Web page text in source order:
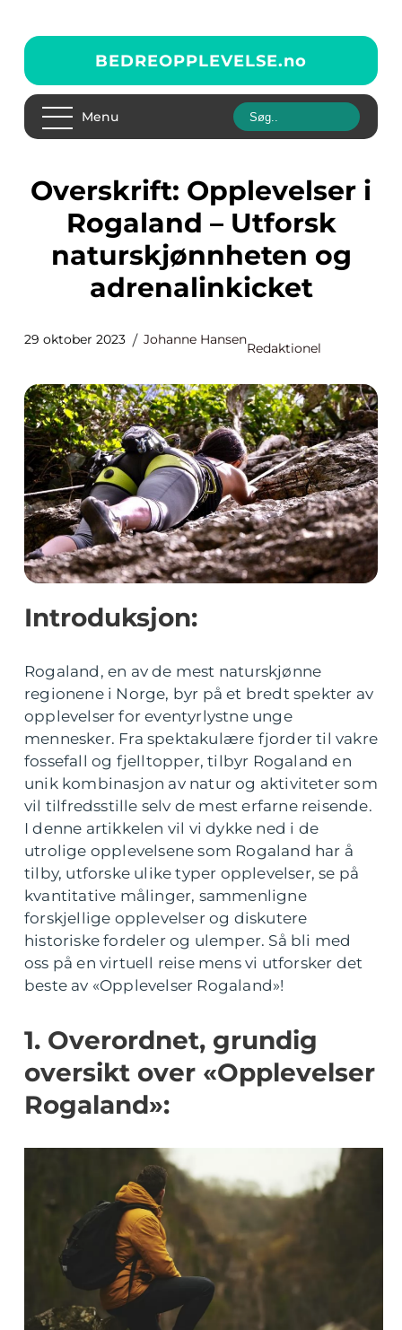
BEDREOPPLEVELSE.no
Menu
Overskrift: Opplevelser i
Rogaland – Utforsk
naturskjønnheten og
adrenalinkicket
29 oktober 2023 Johanne Hansen
Redaktionel
Introduksjon:
Rogaland, en av de mest naturskjønne
regionene i Norge, byr på et bredt spekter av
opplevelser for eventyrlystne unge
mennesker. Fra spektakulære fjorder til vakre
fossefall og fjelltopper, tilbyr Rogaland en
unik kombinasjon av natur og aktiviteter som
vil tilfredsstille selv de mest erfarne reisende.
I denne artikkelen vil vi dykke ned i de
utrolige opplevelsene som Rogaland har å
tilby, utforske ulike typer opplevelser, se på
kvantitative målinger, sammenligne
forskjellige opplevelser og diskutere
historiske fordeler og ulemper. Så bli med
oss på en virtuell reise mens vi utforsker det
beste av «Opplevelser Rogaland»!
1. Overordnet, grundig
oversikt over «Opplevelser
Rogaland»: